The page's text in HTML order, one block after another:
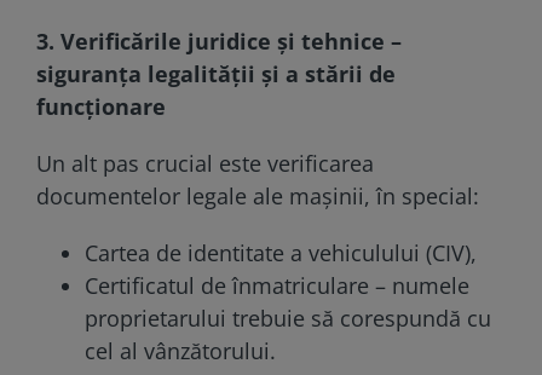
3. Verificările juridice și tehnice –
siguranța legalității și a stării de
funcționare
Un alt pas crucial este verificarea
documentelor legale ale mașinii, în special:
Cartea de identitate a vehiculului (CIV),
Certificatul de înmatriculare – numele
proprietarului trebuie să corespundă cu
cel al vânzătorului.